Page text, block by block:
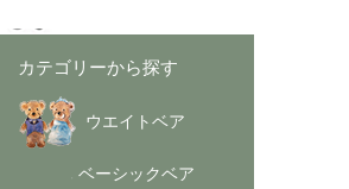
カテゴリーから探す
ウエイトベア
- ベーシックベア